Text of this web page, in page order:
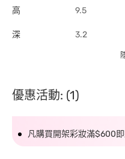
高 9.5
深 3.2
優惠活動: (1)
凡購買開架彩妝滿$600